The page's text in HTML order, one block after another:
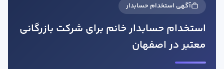
آگهی استخدام حسابدار
استخدام حسابدار خانم برای شرکت بازرگانی
معتبر در اصفهان